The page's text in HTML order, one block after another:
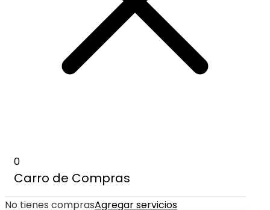
0
Carro de Compras
No tienes comprasAgregar servicios